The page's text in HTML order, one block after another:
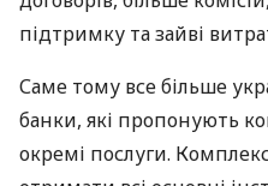
підтримку та зайві
Саме тому все більше
банки, які пропонують
окремі послуги.